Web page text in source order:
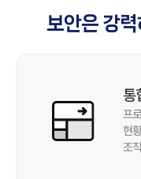
보안은 강력
통
프
현
조